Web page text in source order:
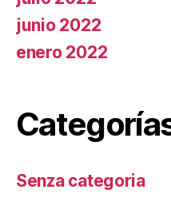
junio 2022
enero 2022
Senza categoria